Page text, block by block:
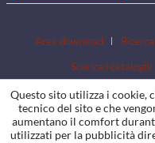
Area download
Scarica i cataloghi
Questo sito utilizza i cookie,
tecnico del sito e che
aumentano il comfort
utilizzati per la pubblicità